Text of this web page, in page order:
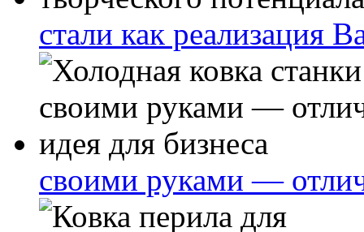
стали как реализация
своими руками —